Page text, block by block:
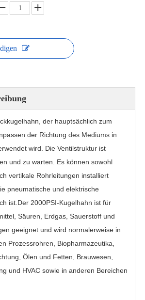
Q21F 2000PSI Kugelhahn mit Gewinde PQ11F-2000PSI
der hauptsächlich zum
der Richtung des Mediums in
wird. Die Ventilstruktur ist
und zu warten. Es können sowohl
vertikale Rohrleitungen installiert
pneumatische und elektrische
ist.Der 2000PSI-Kugelhahn ist für
Säuren, Erdgas, Sauerstoff und
geeignet und wird normalerweise in
Prozessrohren, Biopharmazeutika,
Ölen und Fetten, Brauwesen,
und HVAC sowie in anderen Bereichen